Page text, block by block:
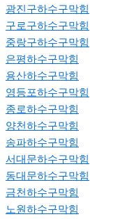
광진구하수구막힘
구로구하수구막힘
중랑구하수구막힘
은평하수구막힘
용산하수구막힘
영등포하수구막힘
종로하수구막힘
양천하수구막힘
송파하수구막힘
서대문하수구막힘
동대문하수구막힘
금천하수구막힘
노원하수구막힘